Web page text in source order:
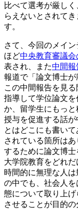
比べて選考が厳し
らえないとされて
す。
さて、今回のメイ
ほど中央教育審議
表され、また中間報
報道で「論文博士が
この中間報告を見
指導して学位論文
か、留学生にもっ
授与を促進する話
とはどこにも書い
されている箇所は
するために論文博士
大学院教育をどれ
時間的に無理な人
の中でも、社会人
態について取り上
させることが目的